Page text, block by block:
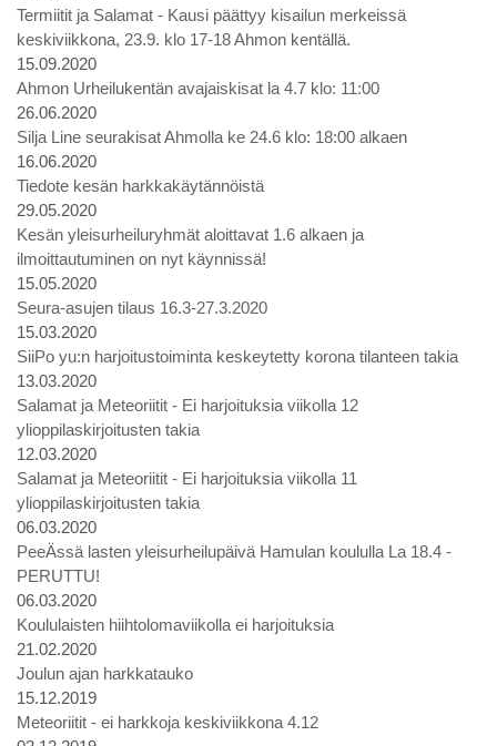
Termiitit ja Salamat - Kausi päättyy kisailun merkeissä
keskiviikkona, 23.9. klo 17-18 Ahmon kentällä.
15.09.2020
Ahmon Urheilukentän avajaiskisat la 4.7 klo: 11:00
26.06.2020
Silja Line seurakisat Ahmolla ke 24.6 klo: 18:00 alkaen
16.06.2020
Tiedote kesän harkkakäytännöistä
29.05.2020
Kesän yleisurheiluryhmät aloittavat 1.6 alkaen ja
ilmoittautuminen on nyt käynnissä!
15.05.2020
Seura-asujen tilaus 16.3-27.3.2020
15.03.2020
SiiPo yu:n harjoitustoiminta keskeytetty korona tilanteen takia
13.03.2020
Salamat ja Meteoriitit - Ei harjoituksia viikolla 12
ylioppilaskirjoitusten takia
12.03.2020
Salamat ja Meteoriitit - Ei harjoituksia viikolla 11
ylioppilaskirjoitusten takia
06.03.2020
PeeÄssä lasten yleisurheilupäivä Hamulan koululla La 18.4 -
PERUTTU!
06.03.2020
Koululaisten hiihtolomaviikolla ei harjoituksia
21.02.2020
Joulun ajan harkkatauko
15.12.2019
Meteoriitit - ei harkkoja keskiviikkona 4.12